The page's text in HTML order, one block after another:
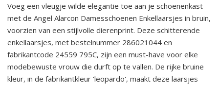
Voeg een vleugje wilde elegantie toe aan je schoenenkast
met de Angel Alarcon Damesschoenen Enkellaarsjes in bruin,
voorzien van een stijlvolle dierenprint. Deze schitterende
enkellaarsjes, met bestelnummer 286021044 en
fabrikantcode 24559 795C, zijn een must-have voor elke
modebewuste vrouw die durft op te vallen. De rijke bruine
kleur, in de fabrikantkleur 'leopardo', maakt deze laarsjes